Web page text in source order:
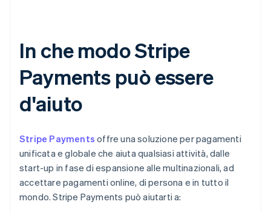
In che modo Stripe
Payments può essere
d'aiuto
Stripe Payments offre una soluzione per pagamenti
unificata e globale che aiuta qualsiasi attività, dalle
start-up in fase di espansione alle multinazionali, ad
accettare pagamenti online, di persona e in tutto il
mondo. Stripe Payments può aiutarti a: